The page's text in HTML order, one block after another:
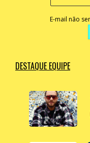
E-mail não
DESTAQUE EQUIPE